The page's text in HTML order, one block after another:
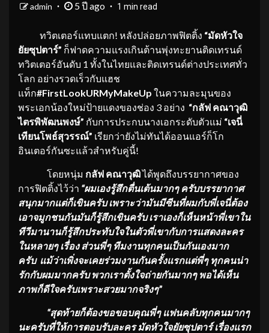
admin 5 ปี ago 1 min read
ทวิตเตอร์แทบแตก! หลังปล่อยภาพฟิตติ้ง “มัดหัวใจ
ยัยซุปตาร์” ก็ฟาดความแรงเกินต้านพุ่งทะยานติดเทรนด์
ทวิตเตอร์อันดับ 1 ทั้งในไทยและติดเทรนด์ต่างประเทศทั่ว
โลก อย่างรวดเร็วกับแฮช
แท็ก#FirstLookURMyMakeUp ในความละมุนของ
พระเอกน้องใหม่ป้ายแดงของช่อง 3 อย่าง “กลัฟ คณาวุฒิ
ไตรพิพัฒนพงษ์” กับการประกบนางเอกระดับตัวแม่ “เจนี่
เทียนโพธ์สุวรรณ์” เรียกว่ายังไม่ทันได้ออนแอร์ก็โก
อินเตอร์กันซะแล้วสำหรับคู่นี้!
โดยหนุ่ม กลัฟ คณาวุฒิได้พูดถึงบรรยากาศของ
การฟิตติ้งไว้ว่า “ผมเองรู้สึกตื่นเต้นมากๆ ครับบรรยากาศ
สนุกมากแต่ก็เขินครับ เพราะว่ามันมีซีนที่ผมกับพี่เจนี่ต้อง
เอาจมูกชนกันมันก็รู้สึกเขินครับ เราเองก็เห็นหน้าพี่เขาใน
ทีวีมานานก็รู้สึกประทับใจในตัวพี่เขากับการแสดงละคร
ในหลายๆ เรื่อง ส่วนพี่ๆ ทีมงานทุกคนเป็นกันเองมาก
ครับ แม้ว่าเพิ่งจะเคยร่วมงานกันครั้งแรกแต่พี่ๆ ทุกคนน่า
รักกับผมมากครับ พวกเราตั้งใจถ่ายกันมากๆ พอได้เห็น
ภาพก็ดีใจครับเพราะสวยมากจริงๆ”
“สุดท้ายก็ต้องขอขอบคุณพี่ๆ แฟนคลับทุกคนมากๆ
นะครับที่ให้การตอบรับละคร มัดหัวใจยัยซุปตาร์ เรื่องแรก